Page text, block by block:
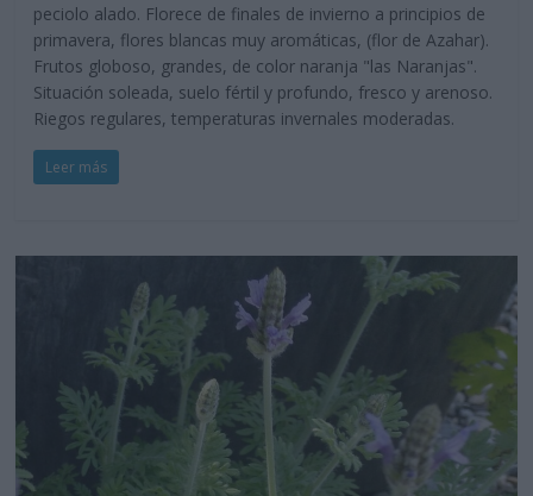
peciolo alado. Florece de finales de invierno a principios de
primavera, flores blancas muy aromáticas, (flor de Azahar).
Frutos globoso, grandes, de color naranja "las Naranjas".
Situación soleada, suelo fértil y profundo, fresco y arenoso.
Riegos regulares, temperaturas invernales moderadas.
Leer más